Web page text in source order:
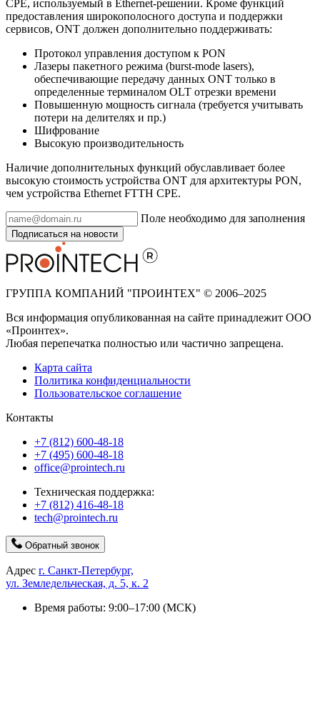
CPE, используемый в Ethernet-решении. Кроме функций
предоставления широкополосного доступа и поддержки
сервисов, ONT должен дополнительно поддерживать:
Протокол управления доступом к PON
Лазеры пакетного режима (burst-mode lasers),
обеспечивающие передачу данных ONT только в
определенные терминалом OLT отрезки времени
Повышенную мощность сигнала (требуется учитывать
потери на делителях и пр.)
Шифрование
Высокую производительность
Наличие дополнительных функций обуславливает более
высокую стоимость устройства ONT для архитектуры PON,
чем устройства Ethernet FTTH CPE.
Поле необходимо для заполнения
Подписаться на новости
ГРУППА КОМПАНИЙ "ПРОИНТЕХ" © 2006–2025
Вся информация опубликованная на сайте принадлежит ООО
«Проинтех».
Любая перепечатка полностью или частично запрещена.
Карта сайта
Политика конфиденциальности
Пользовательское соглашение
Контакты
+7 (812) 600-48-18
+7 (495) 600-48-18
office@prointech.ru
Техническая поддержка:
+7 (812) 416-48-18
tech@prointech.ru
Обратный звонок
Адрес г. Санкт-Петербург,
ул. Земледельческая, д. 5, к. 2
Время работы: 9:00–17:00 (МСК)